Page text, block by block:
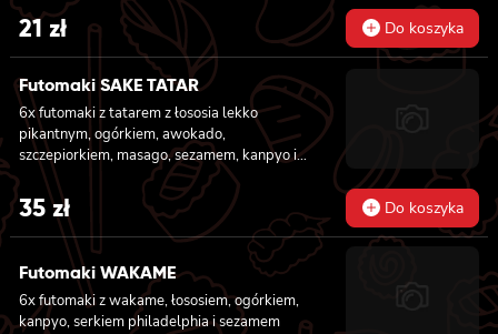
21zł Do koszyka
Futomaki SAKE TATAR
6x futomaki z tatarem z łososia lekko
pikantnym, ogórkiem, awokado,
szczepiorkiem, masago, sezamem, kanpyo i
sałatą
35zł Do koszyka
Futomaki WAKAME
6x futomaki z wakame, łososiem, ogórkiem,
kanpyo, serkiem philadelphia i sezamem